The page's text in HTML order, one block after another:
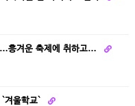
흥겨운 축제에 취하고…
겨울학교`